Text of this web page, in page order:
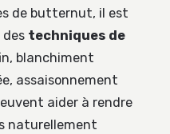
de butternut, il est
des techniques de
blanchiment
assaisonnement
aider à rendre
naturellement